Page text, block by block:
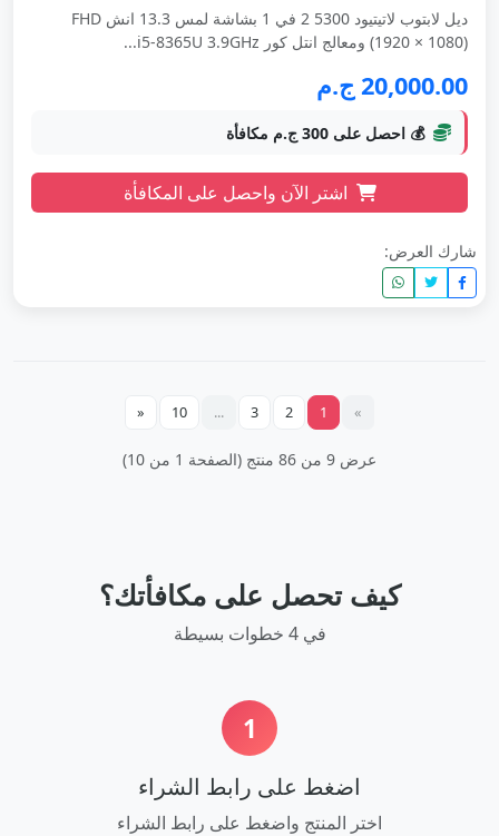
ديل لابتوب لاتيتيود 5300 2 في 1 بشاشة لمس 13.3 انش FHD
(1920 × 1080) ومعالج انتل كور i5-8365U 3.9GHz...
20,000.00 ج.م
💰 احصل على 300 ج.م مكافأة
اشتر الآن واحصل على المكافأة
شارك العرض:
»
1
2
3
...
10
«
عرض 9 من 86 منتج (الصفحة 1 من 10)
كيف تحصل على مكافأتك؟
في 4 خطوات بسيطة
1
اضغط على رابط الشراء
اختر المنتج واضغط على رابط الشراء